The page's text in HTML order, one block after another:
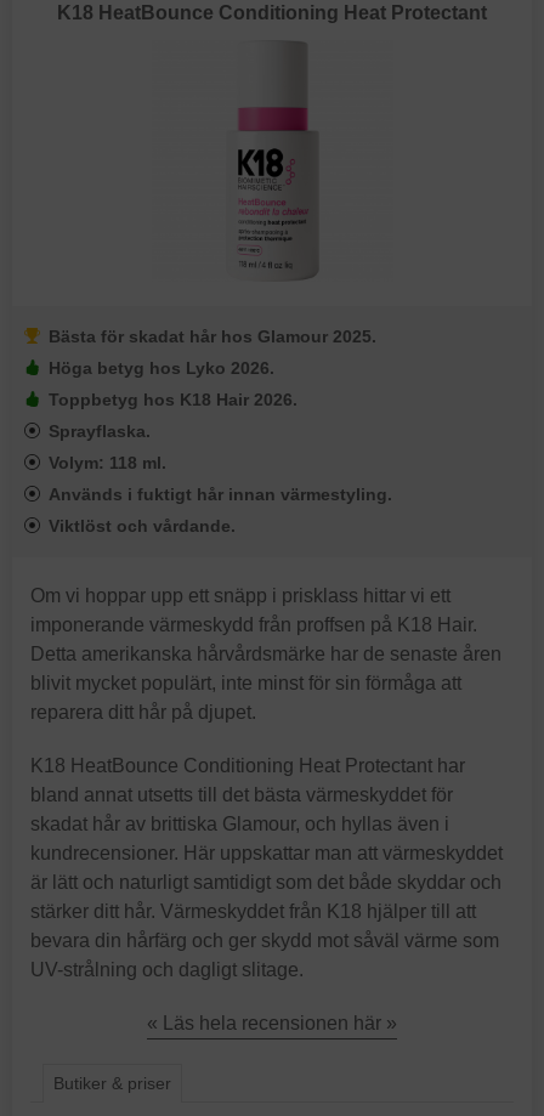
K18 HeatBounce Conditioning Heat Protectant
Bästa för skadat hår hos Glamour 2025.
Höga betyg hos Lyko 2026.
Toppbetyg hos K18 Hair 2026.
Sprayflaska.
Volym: 118 ml.
Används i fuktigt hår innan värmestyling.
Viktlöst och vårdande.
Om vi hoppar upp ett snäpp i prisklass hittar vi ett
imponerande värmeskydd från proffsen på K18 Hair.
Detta amerikanska hårvårdsmärke har de senaste åren
blivit mycket populärt, inte minst för sin förmåga att
reparera ditt hår på djupet.
K18 HeatBounce Conditioning Heat Protectant har
bland annat utsetts till det bästa värmeskyddet för
skadat hår av brittiska Glamour, och hyllas även i
kundrecensioner. Här uppskattar man att värmeskyddet
är lätt och naturligt samtidigt som det både skyddar och
stärker ditt hår. Värmeskyddet från K18 hjälper till att
bevara din hårfärg och ger skydd mot såväl värme som
UV-strålning och dagligt slitage.
« Läs hela recensionen här »
Butiker & priser